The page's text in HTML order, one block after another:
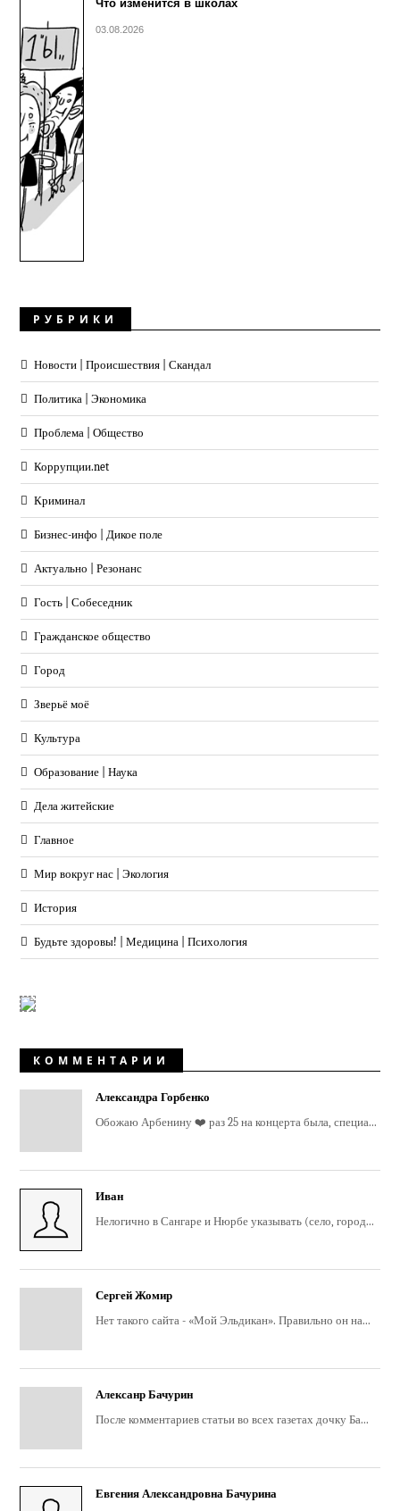
Что изменится в школах
03.08.2026
РУБРИКИ
Новости | Происшествия | Скандал
Политика | Экономика
Проблема | Общество
Коррупции.net
Криминал
Бизнес-инфо | Дикое поле
Актуально | Резонанс
Гость | Собеседник
Гражданское общество
Город
Зверьё моё
Культура
Образование | Наука
Дела житейские
Главное
Мир вокруг нас | Экология
История
Будьте здоровы! | Медицина | Психология
КОММЕНТАРИИ
Александра Горбенко
Обожаю Арбенину ❤️ раз 25 на концерта была, специа...
Иван
Нелогично в Сангаре и Нюрбе указывать (село, город...
Сергей Жомир
Нет такого сайта - «Мой Эльдикан». Правильно он на...
Алексанр Бачурин
После комментариев статьи во всех газетах дочку Ба...
Евгения Александровна Бачурина